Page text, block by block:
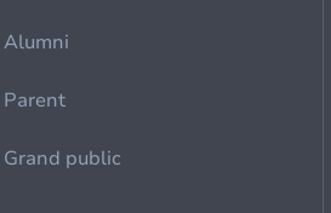
Alumni
Parent
Grand public